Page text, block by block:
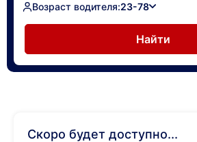
Возраст водителя:23-78
Найти
Скоро будет доступно...